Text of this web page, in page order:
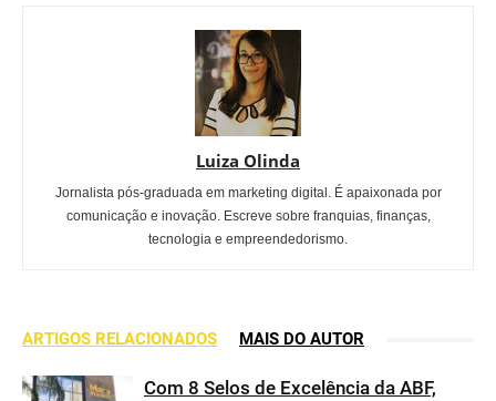
Luiza Olinda
Jornalista pós-graduada em marketing digital. É apaixonada por
comunicação e inovação. Escreve sobre franquias, finanças,
tecnologia e empreendedorismo.
ARTIGOS RELACIONADOS MAIS DO AUTOR
Com 8 Selos de Excelência da ABF,